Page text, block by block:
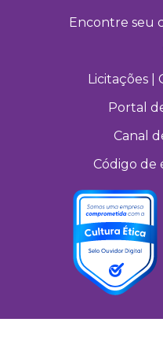
Encontre seu
Licitações |
Portal
Canal
Código de